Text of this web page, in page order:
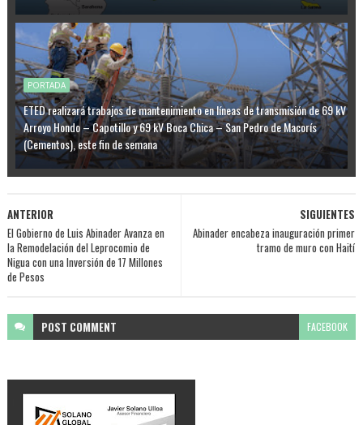
PORTADA
ETED realizará trabajos de mantenimiento en líneas de transmisión de 69 kV
Arroyo Hondo – Capotillo y 69 kV Boca Chica – San Pedro de Macorís
(Cementos), este fin de semana
SIGUIENTES
Abinader encabeza inauguración primer
tramo de muro con Haití
ANTERIOR
El Gobierno de Luis Abinader Avanza en
la Remodelación del Leprocomio de
Nigua con una Inversión de 17 Millones
de Pesos
POST COMMENT FACEBOOK